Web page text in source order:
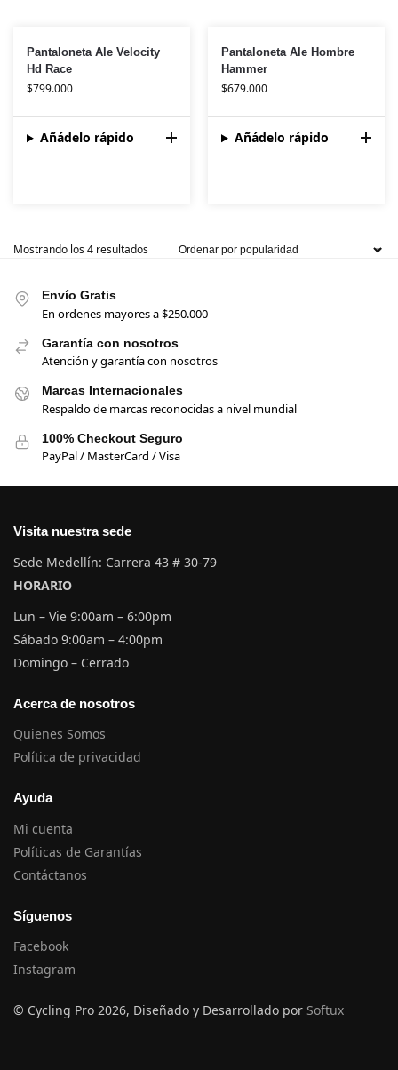
Pantaloneta Ale Velocity
Hd Race
$799.000
Añádelo rápido
Pantaloneta Ale Hombre
Hammer
$679.000
Añádelo rápido
Mostrando los 4 resultados
Envío Gratis
En ordenes mayores a $250.000
Garantía con nosotros
Atención y garantía con nosotros
Marcas Internacionales
Respaldo de marcas reconocidas a nivel mundial
100% Checkout Seguro
PayPal / MasterCard / Visa
Visita nuestra sede
Sede Medellín: Carrera 43 # 30-79
HORARIO
Lun – Vie 9:00am – 6:00pm
Sábado 9:00am – 4:00pm
Domingo – Cerrado
Acerca de nosotros
Quienes Somos
Política de privacidad
Ayuda
Mi cuenta
Políticas de Garantías
Contáctanos
Síguenos
Facebook
Instagram
© Cycling Pro 2026, Diseñado y Desarrollado por Softux